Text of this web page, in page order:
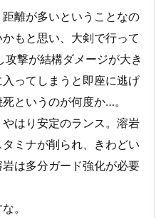
離が多いということなの
もと思い、大剣で行って
撃が結構ダメージが大き
ってしまうと即座に逃げ
というのが何度か…。
はり安定のランス。溶岩
ミナが削られ、きわどい
は多分ガード強化が必要
。